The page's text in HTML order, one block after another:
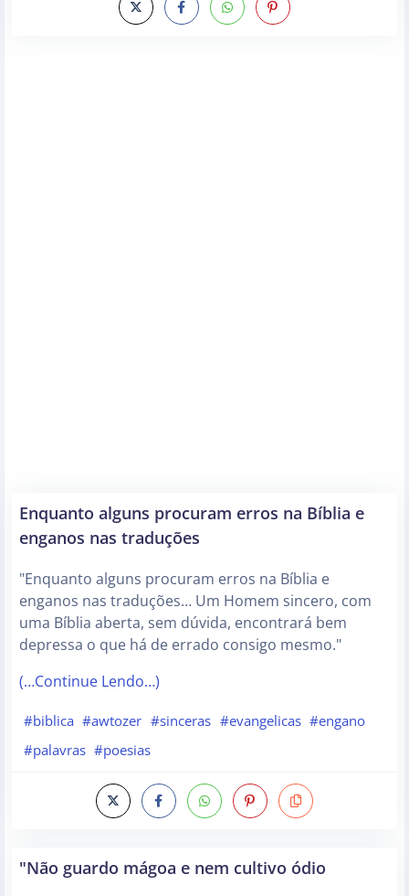
Enquanto alguns procuram erros na Bíblia e
enganos nas traduções
"Enquanto alguns procuram erros na Bíblia e
enganos nas traduções… Um Homem sincero, com
uma Bíblia aberta, sem dúvida, encontrará bem
depressa o que há de errado consigo mesmo."
(…Continue Lendo…)
#biblica #awtozer #sinceras #evangelicas #engano
#palavras #poesias
"Não guardo mágoa e nem cultivo ódio